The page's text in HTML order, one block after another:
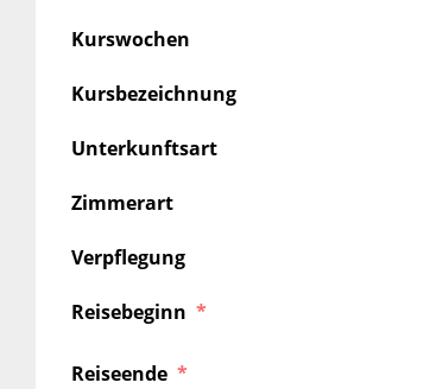
Kurswochen
Kursbezeichnung
Unterkunftsart
Zimmerart
Verpflegung
Reisebeginn
Reiseende